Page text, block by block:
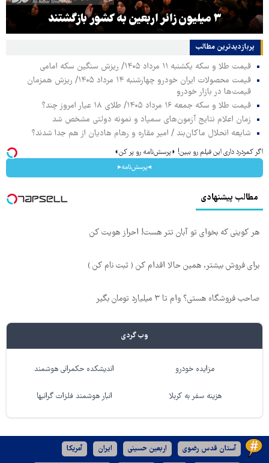
۳ میلیون زائر اربعین به کشور بازگشتند
پربازدیدترین‌ مطالب
قیمت طلا و سکه یکشنبه ۱۱ مرداد ۱۴۰۵/ ریزش سنگین سکه امامی
قیمت محصولات ایران خودرو چهارشنبه ۱۴ مرداد ۱۴۰۵/ ریزش همزمان
قیمت‌ها در بازار خودرو
قیمت طلا و سکه جمعه ۱۶ مرداد ۱۴۰۵/ طلای ۱۸ عیار امروز چند؟
زمان اعلام نتایج آزمون‌های سمپاد و نمونه دولتی مشخص شد
شایعه انحلال ماکان‌بند / امیر مقاره و رهام هادیان از هم جدا شدند؟
اگر کمردرد داری این فیلم رو ببین! ◗پرسش‌نامه رو پر کن◖
◂پرسش‌نامه▸
مطالب پیشنهادی
هر کوینی که بخوای تو آبان تتر هست! احراز هویت کن
برای فروش بیشتر، همین حالا اقدام کن ( ثبت نام کن )
صاحب فروشگاه هستی؟ وام تا ۳ میلیارد تومان بگیر
وب گردی
مزایده خودرو اندیشکده حکمرانی هوشمند
هزینه سفر به کربلا انبار هوشمند فلزات گرانبها
آستان قدس رضوی اربعین حسینی ایران آمریکا